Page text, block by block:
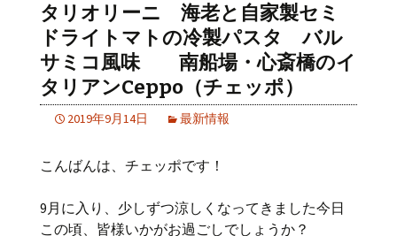
タリオリーニ 海老と自家製セミ
ドライトマトの冷製パスタ バル
サミコ風味 南船場・心斎橋のイ
タリアンCeppo（チェッポ）
2019年9月14日 最新情報
こんばんは、チェッポです！
9月に入り、少しずつ涼しくなってきました今日
この頃、皆様いかがお過ごしでしょうか？